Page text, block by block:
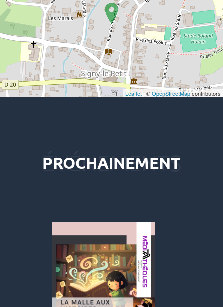
Leaflet | ©OpenStreetMapcontributors
PROCHAINEMENT